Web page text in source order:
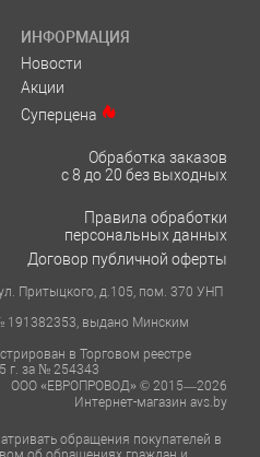
ИНФОРМАЦИЯ
Новости
Акции
Суперцена
Обработка заказов
с 8 до 20 без выходных
Правила обработки
персональных данных
Договор публичной оферты
Притыцкого, д.105, пом. 370 УНП
191382353, выдано Минским
в Торговом реестре
г. за № 254343
ООО «ЕВРОПРОВОД» © 2015—2026
Интернет-магазин avs.by
обращения покупателей в